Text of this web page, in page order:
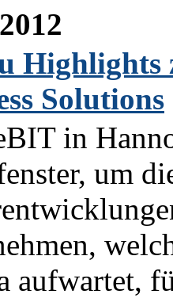
Highlights
Solutions
in
um
aufwartet,